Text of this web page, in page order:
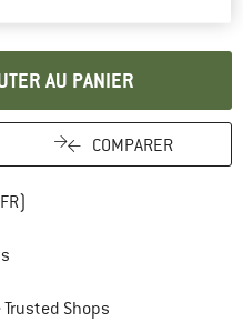
AU PANIER
COMPARER
Shops